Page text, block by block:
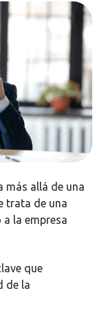
más allá de una
trata de una
la empresa
que
de la